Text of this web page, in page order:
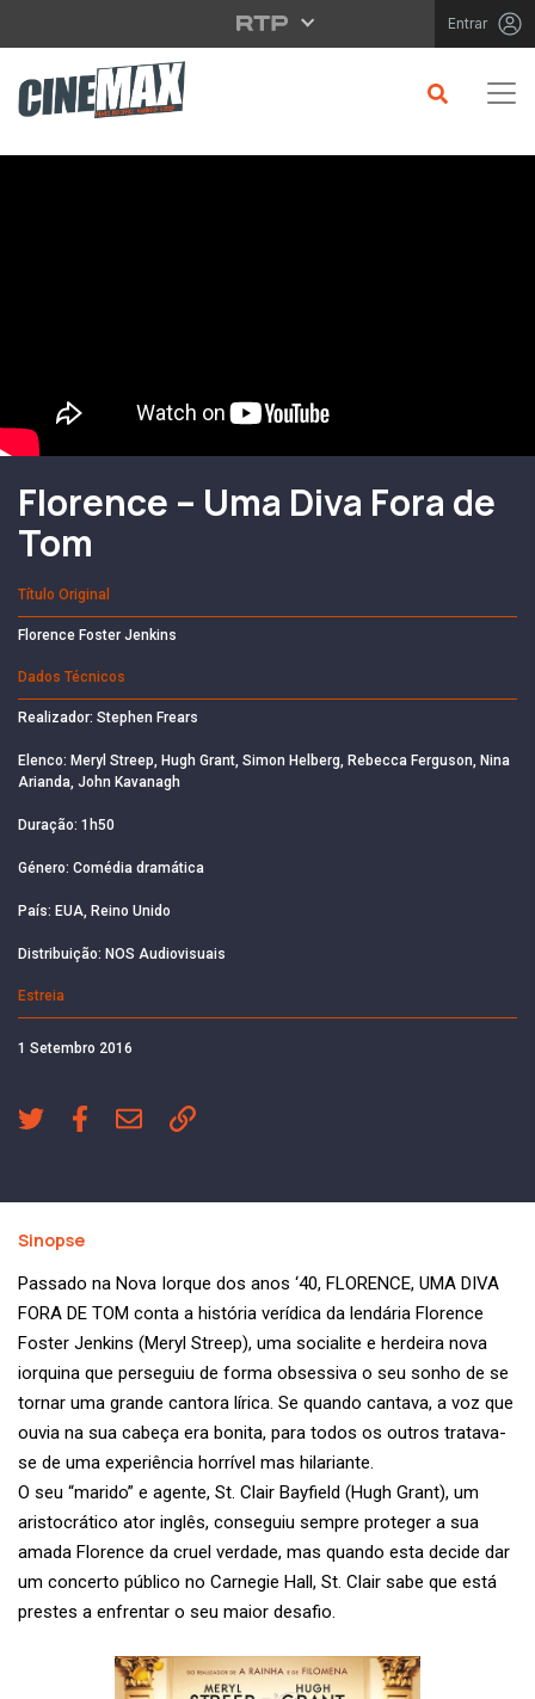
Saltar para o conteúdo principal Entrar
Filme em Cartaz
Florence – Uma Diva Fora de
Tom
Título Original
Florence Foster Jenkins
Dados Técnicos
Realizador: Stephen Frears
Elenco: Meryl Streep, Hugh Grant, Simon Helberg, Rebecca Ferguson, Nina
Arianda, John Kavanagh
Duração: 1h50
Género: Comédia dramática
País: EUA, Reino Unido
Distribuição: NOS Audiovisuais
Estreia
1 Setembro 2016
Sinopse
Passado na Nova Iorque dos anos ‘40, FLORENCE, UMA DIVA
FORA DE TOM conta a história verídica da lendária Florence
Foster Jenkins (Meryl Streep), uma socialite e herdeira nova
iorquina que perseguiu de forma obsessiva o seu sonho de se
tornar uma grande cantora lírica. Se quando cantava, a voz que
ouvia na sua cabeça era bonita, para todos os outros tratava-
se de uma experiência horrível mas hilariante.
O seu “marido” e agente, St. Clair Bayfield (Hugh Grant), um
aristocrático ator inglês, conseguiu sempre proteger a sua
amada Florence da cruel verdade, mas quando esta decide dar
um concerto público no Carnegie Hall, St. Clair sabe que está
prestes a enfrentar o seu maior desafio.